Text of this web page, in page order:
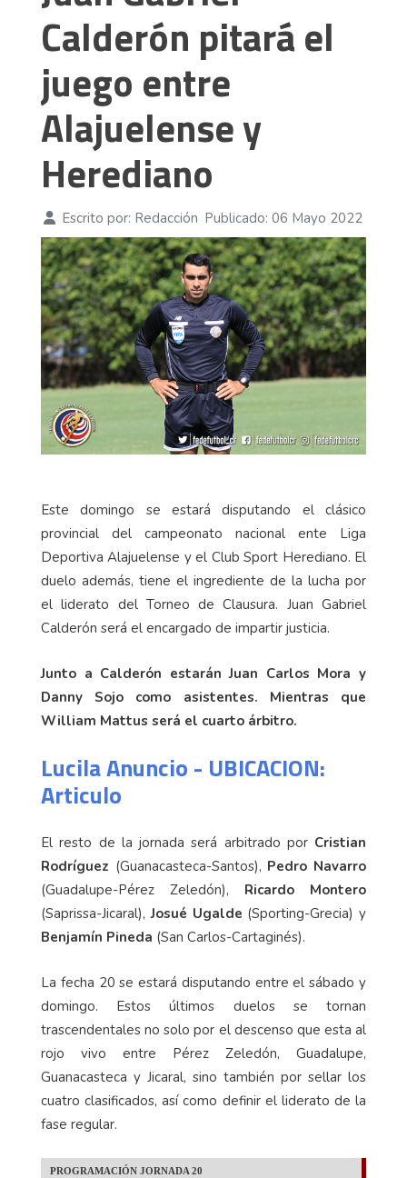
Calderón pitará el
juego entre
Alajuelense y
Herediano
Escrito por: Redacción Publicado: 06 Mayo 2022
Este domingo se estará disputando el clásico
provincial del campeonato nacional ente Liga
Deportiva Alajuelense y el Club Sport Herediano. El
duelo además, tiene el ingrediente de la lucha por
el liderato del Torneo de Clausura. Juan Gabriel
Calderón será el encargado de impartir justicia.
Junto a Calderón estarán Juan Carlos Mora y
Danny Sojo como asistentes. Mientras que
William Mattus será el cuarto árbitro.
Lucila Anuncio - UBICACION:
Articulo
El resto de la jornada será arbitrado por Cristian
Rodríguez (Guanacasteca-Santos), Pedro Navarro
(Guadalupe-Pérez Zeledón), Ricardo Montero
(Saprissa-Jicaral),Josué Ugalde (Sporting-Grecia) y
Benjamín Pineda (San Carlos-Cartaginés).
La fecha 20 se estará disputando entre el sábado y
domingo. Estos últimos duelos se tornan
trascendentales no solo por el descenso que esta al
rojo vivo entre Pérez Zeledón, Guadalupe,
Guanacasteca y Jicaral, sino también por sellar los
cuatro clasificados, así como definir el liderato de la
fase regular.
PROGRAMACIÓN JORNADA 20